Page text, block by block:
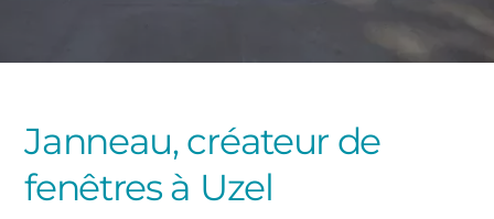
Janneau, créateur de
fenêtres à Uzel
CARPORTS